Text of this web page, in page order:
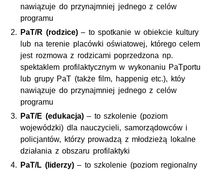
nawiązuje do przynajmniej jednego z celów
programu
PaT/R (rodzice)– to spotkanie w obiekcie kultury
lub na terenie placówki oświatowej, którego celem
jest rozmowa z rodzicami poprzedzona np.
spektaklem profilaktycznym w wykonaniu PaTportu
lub grupy PaT (także film, happenig etc.), któy
nawiązuje do przynajmniej jednego z celów
programu
PaT/E (edukacja)– to szkolenie (poziom
wojewódzki) dla nauczycieli, samorządowców i
policjantów, którzy prowadzą z młodzieżą lokalne
działania z obszaru profilaktyki
PaT/L (liderzy)– to szkolenie (poziom regionalny